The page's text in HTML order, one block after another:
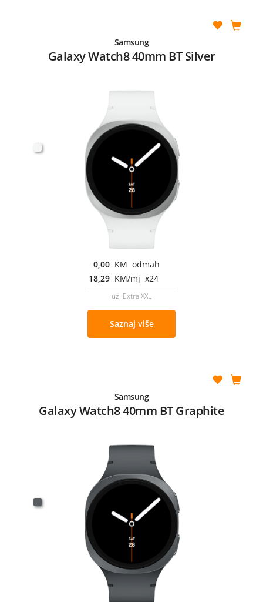
Samsung
Galaxy Watch8 40mm BT Silver
0,00 KM odmah
18,29 KM/mj x24
uz Extra XXL
Saznaj više
Samsung
Galaxy Watch8 40mm BT Graphite